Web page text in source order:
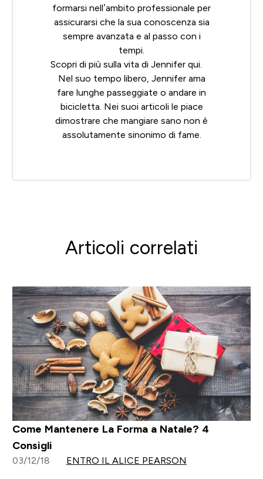
formarsi nell’ambito professionale per
assicurarsi che la sua conoscenza sia
sempre avanzata e al passo con i
tempi.
Scopri di più sulla vita di Jennifer qui.
Nel suo tempo libero, Jennifer ama
fare lunghe passeggiate o andare in
bicicletta. Nei suoi articoli le piace
dimostrare che mangiare sano non è
assolutamente sinonimo di fame.
Articoli correlati
Come Mantenere La Forma a Natale? 4
Consigli
03/12/18 ENTRO IL ALICE PEARSON